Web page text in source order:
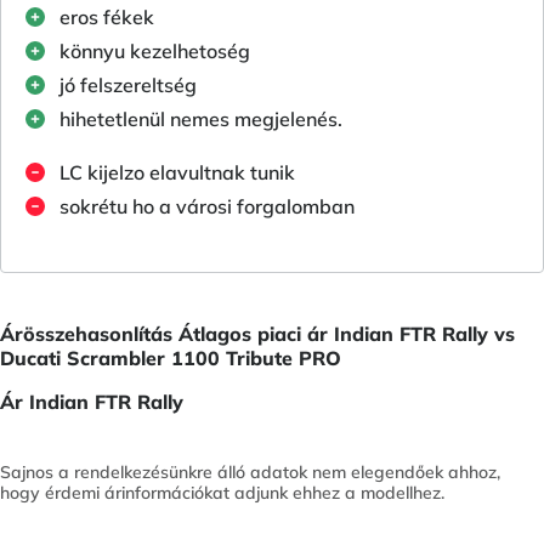
eros fékek
könnyu kezelhetoség
jó felszereltség
hihetetlenül nemes megjelenés.
LC kijelzo elavultnak tunik
sokrétu ho a városi forgalomban
Árösszehasonlítás Átlagos piaci ár Indian FTR Rally vs
Ducati Scrambler 1100 Tribute PRO
Ár Indian FTR Rally
Sajnos a rendelkezésünkre álló adatok nem elegendőek ahhoz,
hogy érdemi árinformációkat adjunk ehhez a modellhez.